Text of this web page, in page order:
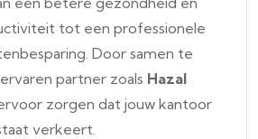
tot een professionele
Door samen te
partner zoals Hazal
ervoor zorgen dat jouw kantoor
verkeert.